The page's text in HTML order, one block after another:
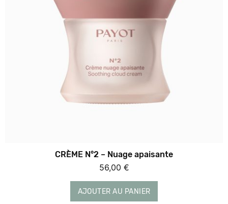
CRÈME N°2 – Nuage apaisante
56,00 €
AJOUTER AU PANIER